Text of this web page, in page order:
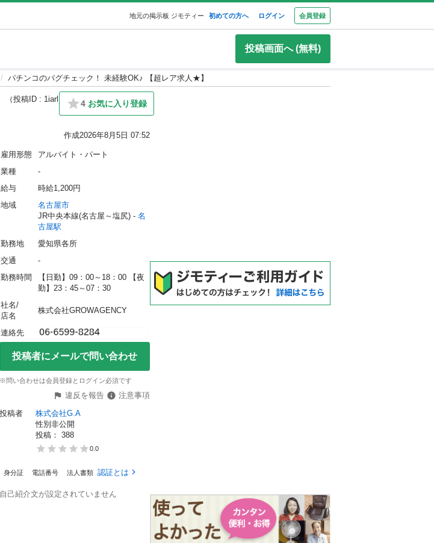
地元の掲示板 ジモティー 初めての方へ ログイン 会員登録
投稿画面へ (無料)
パチンコのバグチェック！ 未経験OK♪ 【超レア求人★】
（投稿ID : 1iarl
4 お気に入り登録
作成2026年8月5日 07:52
雇用形態
アルバイト・パート
業種
-
給与
時給1,200円
地域
名古屋市
JR中央本線(名古屋～塩尻) - 名
古屋駅
勤務地
愛知県各所
交通
-
勤務時間
【日勤】09：00～18：00 【夜
勤】23：45～07：30
社名/
店名
株式会社GROWAGENCY
連絡先
投稿者にメールで問い合わせ
※問い合わせは会員登録とログイン必須です
違反を報告
注意事項
投稿者
株式会社G.A
性別非公開
投稿： 388
0.0
身分証 電話番号 法人書類 認証とは
自己紹介文が設定されていません